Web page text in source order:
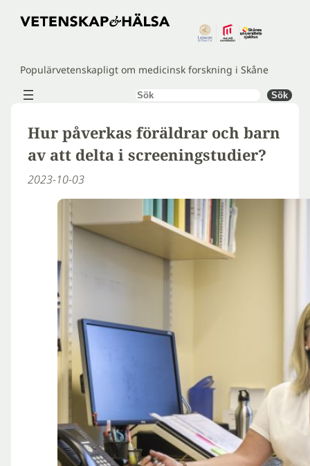
Hoppa
Populärvetenskapligt om medicinsk forskning i Skåne
Sök Sök
Hur påverkas föräldrar och barn
av att delta i screeningstudier?
2023-10-03